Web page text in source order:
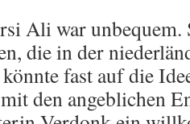
Ali war unbequem.
die in der
fast auf die
den angeblichen